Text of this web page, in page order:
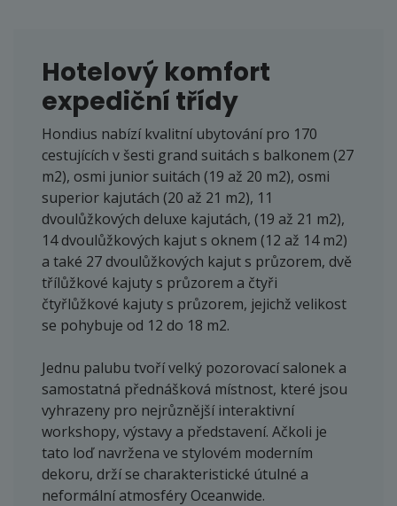
Hotelový komfort
expediční třídy
Hondius nabízí kvalitní ubytování pro 170
cestujících v šesti grand suitách s balkonem (27
m2), osmi junior suitách (19 až 20 m2), osmi
superior kajutách (20 až 21 m2), 11
dvoulůžkových deluxe kajutách, (19 až 21 m2),
14 dvoulůžkových kajut s oknem (12 až 14 m2)
a také 27 dvoulůžkových kajut s průzorem, dvě
třílůžkové kajuty s průzorem a čtyři
čtyřlůžkové kajuty s průzorem, jejichž velikost
se pohybuje od 12 do 18 m2.
Jednu palubu tvoří velký pozorovací salonek a
samostatná přednášková místnost, které jsou
vyhrazeny pro nejrůznější interaktivní
workshopy, výstavy a představení. Ačkoli je
tato loď navržena ve stylovém moderním
dekoru, drží se charakteristické útulné a
neformální atmosféry Oceanwide.